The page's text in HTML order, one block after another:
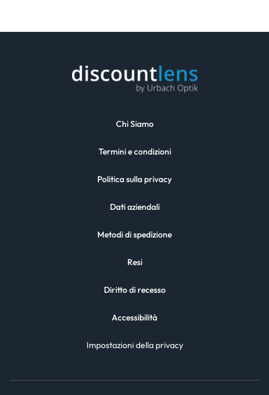
Chi Siamo
Termini e condizioni
Politica sulla privacy
Dati aziendali
Metodi di spedizione
Resi
Diritto di recesso
Accessibilità
Impostazioni della privacy